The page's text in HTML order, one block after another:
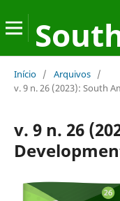
Início / Arquivos /
v. 9 n. 26 (2023): South
v. 9 n. 26